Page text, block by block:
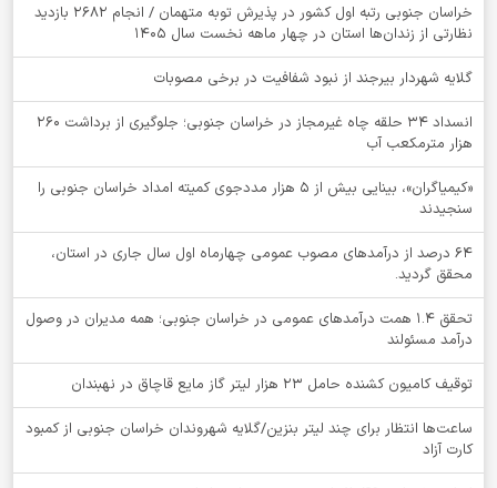
خراسان جنوبی رتبه اول کشور در پذیرش توبه متهمان / انجام ۲۶۸۲ بازدید
نظارتی از زندان‌ها استان در چهار ماهه نخست سال 1405
گلایه شهردار بیرجند از نبود شفافیت در برخی مصوبات
انسداد ۳۴ حلقه چاه غیرمجاز در خراسان جنوبی؛ جلوگیری از برداشت ۲۶۰
هزار مترمکعب آب
«کیمیاگران»، بینایی بیش از ۵ هزار مددجوی کمیته امداد خراسان جنوبی را
سنجیدند
64 درصد از درآمدهای مصوب عمومی چهارماه اول سال جاری در استان،
محقق گردید.
تحقق ۱.۴ همت درآمدهای عمومی در خراسان جنوبی؛ همه مدیران در وصول
درآمد مسئولند
توقيف کامیون کشنده حامل 23 هزار لیتر گاز مایع قاچاق در نهبندان
ساعت‌ها انتظار برای چند لیتر بنزین/گلایه شهروندان خراسان جنوبی از کمبود
کارت آزاد